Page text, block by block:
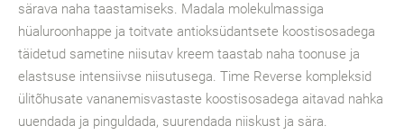
särava naha taastamiseks. Madala molekulmassiga
hüaluroonhappe ja toitvate antioksüdantsete koostisosadega
täidetud sametine niisutav kreem taastab naha toonuse ja
elastsuse intensiivse niisutusega. Time Reverse kompleksid
ülitõhusate vananemisvastaste koostisosadega aitavad nahka
uuendada ja pinguldada, suurendada niiskust ja sära.